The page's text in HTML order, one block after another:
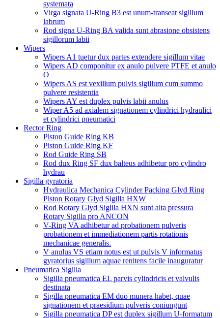
systemata
Virga signata U-Ring B3 est unum-transeat sigillum
labrum
Rod signa U-Ring BA valida sunt abrasione obsistens
sigillorum labii
Wipers
Wipers A1 tuetur dux partes extendere sigillum vitae
Wipers AD componitur ex anulo pulvere PTFE et anulo
O
Wipers AS est vexillum pulvis sigillum cum summo
pulvere resistentia
Wipers AY est duplex pulvis labii anulus
Wiper A5 ad axialem signationem cylindrici hydraulici
et cylindrici pneumatici
Rector Ring
Piston Guide Ring KB
Piston Guide Ring KF
Rod Guide Ring SB
Rod dux Ring SF dux balteus adhibetur pro cylindro
hydrau
Sigilla gyratoria
Hydraulica Mechanica Cylinder Packing Glyd Ring
Piston Rotary Glyd Sigilla HXW
Rod Rotary Glyd Sigilla HXN sunt alta pressura
Rotary Sigilla pro ANCON
V-Ring VA adhibetur ad probationem pulveris
probationem et immediationem partis rotationis
mechanicae generalis.
V anulus VS etiam notus est ut pulvis V informatus
gyratorius sigillum aquae renitens facile inauguratur
Pneumatica Sigilla
Sigilla pneumatica EL parvis cylindricis et valvulis
destinata
Sigilla pneumatica EM duo munera habet, quae
signationem et praesidium pulveris coniungunt
Sigilla pneumatica DP est duplex sigillum U-formatum